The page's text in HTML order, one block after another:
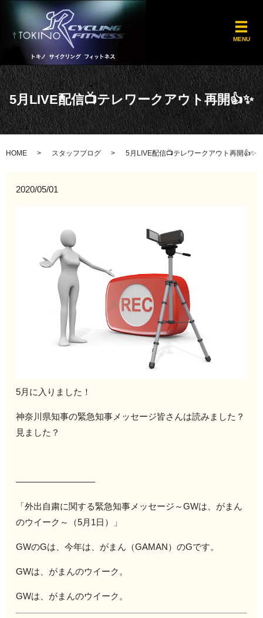
MENU
5月LIVE配信📺テレワークアウト再開👍✨
HOME スタッフブログ 5月LIVE配信📺テレワークアウト再開👍✨
2020/05/01
5月に入りました！
神奈川県知事の緊急知事メッセージ皆さんは読みました？
見ました？
—————————
「外出自粛に関する緊急知事メッセージ～GWは、がまん
のウイーク～（5月1日）」
GWのGは、今年は、がまん（GAMAN）のGです。
GWは、がまんのウイーク。
GWは、がまんのウイーク。